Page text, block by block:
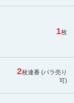
1枚
2枚連番 (バラ売り
可)